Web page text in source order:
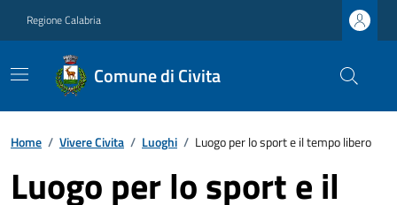
Regione Calabria
Comune di Civita
Home / Vivere Civita / Luoghi / Luogo per lo sport e il tempo libero
Luogo per lo sport e il